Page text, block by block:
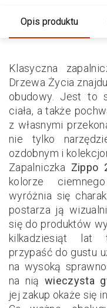
Opis produktu
Klasyczna
Drzewa Życia
obudowy. Jest to
ciała, a także
z własnymi
nie tylko
ozdobnym i
Zapalniczka Zippo
kolorze
wyróżnia się
postarza ją
się do produktów
kilkadziesiąt lat
przypaść do gustu
na wysoką
na nią wieczysta
jej zakup okaże się